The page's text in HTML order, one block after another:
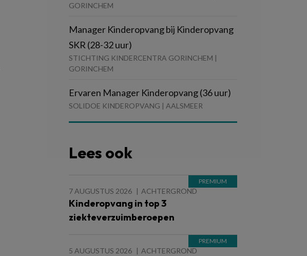
GORINCHEM
Manager Kinderopvang bij Kinderopvang
SKR (28-32 uur)
STICHTING KINDERCENTRA GORINCHEM |
GORINCHEM
Ervaren Manager Kinderopvang (36 uur)
SOLIDOE KINDEROPVANG | AALSMEER
Lees ook
7 AUGUSTUS 2026 ACHTERGROND
Kinderopvang in top 3
ziekteverzuimberoepen
5 AUGUSTUS 2026 ACHTERGROND